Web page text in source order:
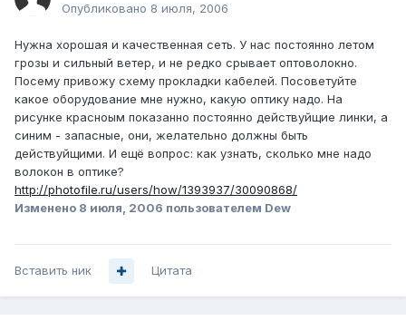
Опубликовано 8 июля, 2006
Нужна хорошая и качественная сеть. У нас постоянно летом
грозы и сильный ветер, и не редко срывает оптоволокно.
Посему привожу схему прокладки кабелей. Посоветуйте
какое оборудование мне нужно, какую оптику надо. На
рисунке красноым показанно постоянно действуйщие линки, а
синим - запасные, они, желательно должны быть
действуйщими. И ещё вопрос: как узнать, сколько мне надо
волокон в оптике?
http://photofile.ru/users/how/1393937/30090868/
Изменено 8 июля, 2006 пользователем Dew
Вставить ник Цитата